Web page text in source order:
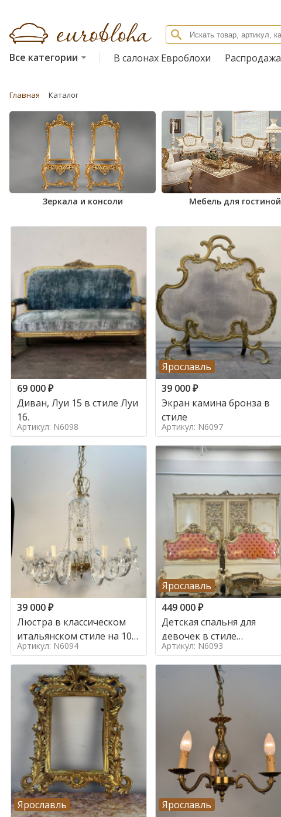
Все категории В салонах Евроблохи Распродажа
Главная Каталог
Зеркала и консоли Мебель для гостиной
69 000₽
Диван, Луи 15 в стиле Луи
16,
Артикул: N6098
Ярославль
39 000₽
Экран камина бронза в
стиле
Артикул: N6097
39 000₽
Люстра в классическом
итальянском стиле на 10
ламп. в стиле
Артикул: N6094
Ярославль
449 000₽
Детская спальня для
девочек в стиле
итальянского барокко в
стиле
Артикул: N6093
Ярославль
Ярославль